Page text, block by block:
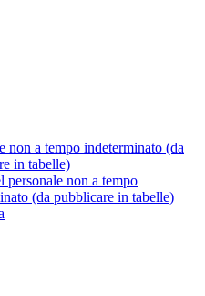
non a tempo indeterminato (da
in tabelle)
personale non a tempo
(da pubblicare in tabelle)